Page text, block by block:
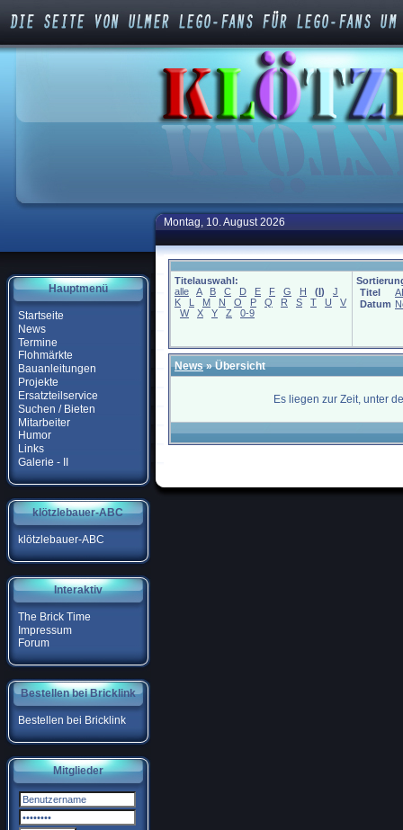
Hauptmenü
Startseite
News
Termine
Flohmärkte
Bauanleitungen
Projekte
Ersatzteilservice
Suchen / Bieten
Mitarbeiter
Humor
Links
Galerie - II
klötzlebauer-ABC
klötzlebauer-ABC
Interaktiv
The Brick Time
Impressum
Forum
Bestellen bei Bricklink
Bestellen bei Bricklink
Mitglieder
Montag, 10. August 2026
Titelauswahl:
alle
A B C D E F G H (I)
J
K
L M N O P Q R S T U
V
W
X Y Z 0-9
Titel
Datum
News» Übersicht
Es liegen zur Zeit, unter